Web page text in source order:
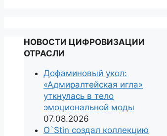
НОВОСТИ ЦИФРОВИЗАЦИИ
ОТРАСЛИ
Дофаминовый укол:
«Адмиралтейская игла»
уткнулась в тело
эмоциональной моды
07.08.2026
O`Stin создал коллекцию